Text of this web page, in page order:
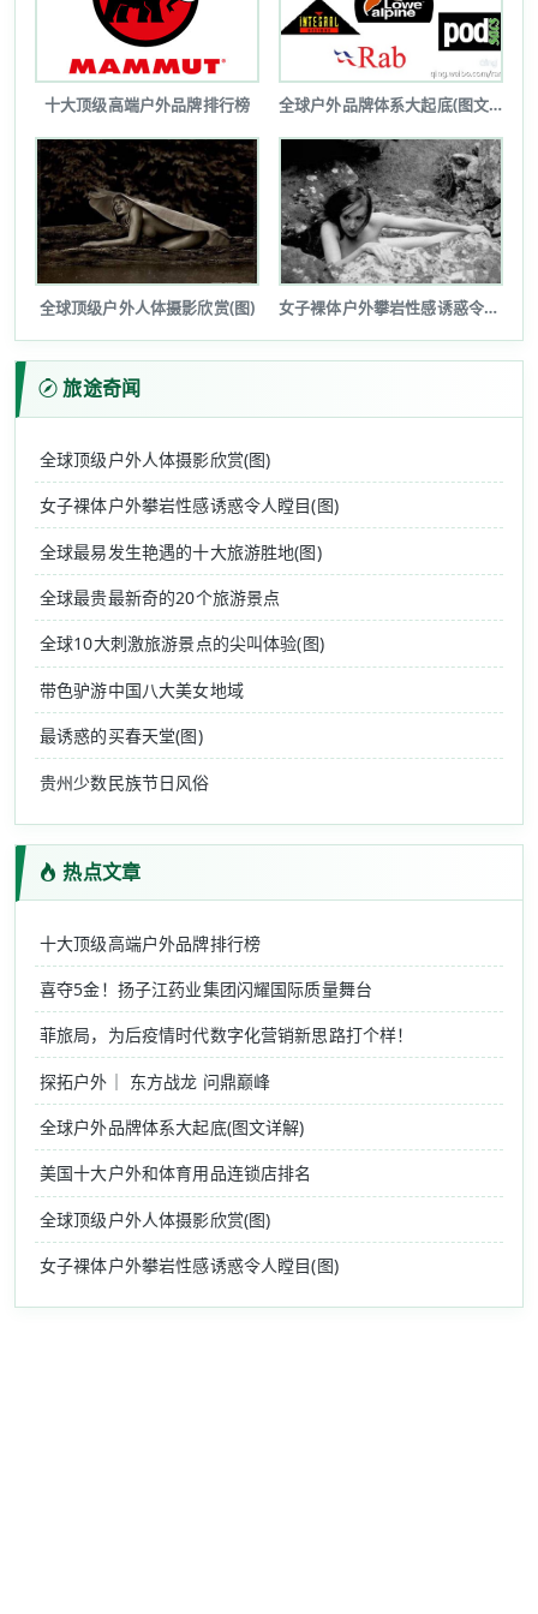
十大顶级高端户外品牌排行榜 全球户外品牌体系大起底(图文详解)
全球顶级户外人体摄影欣赏(图) 女子裸体户外攀岩性感诱惑令人瞠目(图...
旅途奇闻
全球顶级户外人体摄影欣赏(图)
女子裸体户外攀岩性感诱惑令人瞠目(图)
全球最易发生艳遇的十大旅游胜地(图)
全球最贵最新奇的20个旅游景点
全球10大刺激旅游景点的尖叫体验(图)
带色驴游中国八大美女地域
最诱惑的买春天堂(图)
贵州少数民族节日风俗
热点文章
十大顶级高端户外品牌排行榜
喜夺5金！扬子江药业集团闪耀国际质量舞台
菲旅局，为后疫情时代数字化营销新思路打个样！
探拓户外｜ 东方战龙 问鼎巅峰
全球户外品牌体系大起底(图文详解)
美国十大户外和体育用品连锁店排名
全球顶级户外人体摄影欣赏(图)
女子裸体户外攀岩性感诱惑令人瞠目(图)